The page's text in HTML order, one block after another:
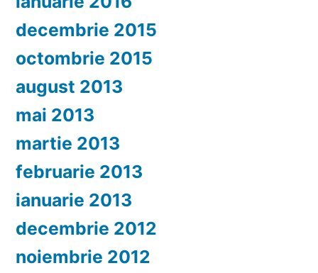
decembrie 2015
octombrie 2015
august 2013
mai 2013
martie 2013
februarie 2013
ianuarie 2013
decembrie 2012
noiembrie 2012